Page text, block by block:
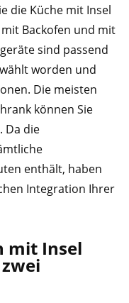
die Küche mit Insel
Backofen und mit
sind passend
worden und
Die meisten
können Sie
Da die
enthält, haben
Integration Ihrer
mit Insel